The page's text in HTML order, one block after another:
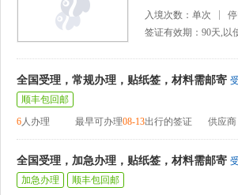
入境次数：单次
签证有效期：90天,以
全国受理，常规办理，贴纸签，材料需邮寄
顺丰包回邮
6人办理 最早可办理08-13出行的签证 供应
全国受理，加急办理，贴纸签，材料需邮寄
加急办理
顺丰包回邮